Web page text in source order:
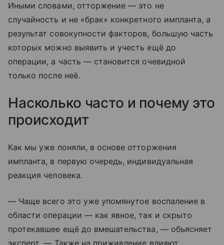
Иными словами, отторжение — это не
случайность и не «брак» конкретного импланта, а
результат совокупности факторов, большую часть
которых можно выявить и учесть ещё до
операции, а часть — становится очевидной
только после неё.
Насколько часто и почему это
происходит
Как мы уже поняли, в основе отторжения
импланта, в первую очередь, индивидуальная
реакция человека.
— Чаще всего это уже упомянутое воспаление в
области операции — как явное, так и скрыто
протекавшее ещё до вмешательства, — объясняет